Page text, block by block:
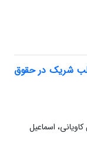
شریک در حقوق
اسماعیل